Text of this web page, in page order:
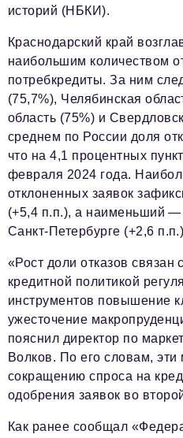
Общество
Транспорт
Ритейл
Телеком
Социальная сфера
ЖКХ
Образование
Новости компании
Фоторепортажи
Авторские материалы
Видео
Телефон редакции:+7 495
Электронные почты
info@business-magazine.online
историй (НБКИ).
Краснодарский край
наибольшим количеством
потребкредиты. За ним
(75,7%), Челябинская
область (75%) и
среднем по России доля
что на 4,1 процентных
февраля 2024 года.
отклоненных заявок
(+5,4 п.п.), а наименьший —
Санкт-Петербурге (+2,6
«Рост доли отказов связан
кредитной политикой
инструментов повышение
ужесточение
пояснил директор по
Волков. По его словам,
сокращению спроса на
одобрения заявок во
Как ранее сообщал